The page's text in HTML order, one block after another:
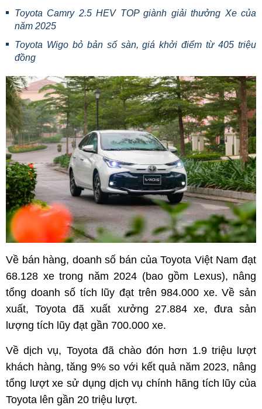
Toyota Camry 2.5 HEV TOP giành giải thưởng Xe của
năm 2025
Toyota Wigo bỏ bản số sàn, giá khởi điểm từ 405 triệu
đồng
Về bán hàng, doanh số bán của Toyota Việt Nam đạt
68.128 xe trong năm 2024 (bao gồm Lexus), nâng
tổng doanh số tích lũy đạt trên 984.000 xe. Về sản
xuất, Toyota đã xuất xưởng 27.884 xe, đưa sản
lượng tích lũy đạt gần 700.000 xe.
Về dịch vụ, Toyota đã chào đón hơn 1.9 triệu lượt
khách hàng, tăng 9% so với kết quả năm 2023, nâng
tổng lượt xe sử dụng dịch vụ chính hãng tích lũy của
Toyota lên gần 20 triệu lượt.